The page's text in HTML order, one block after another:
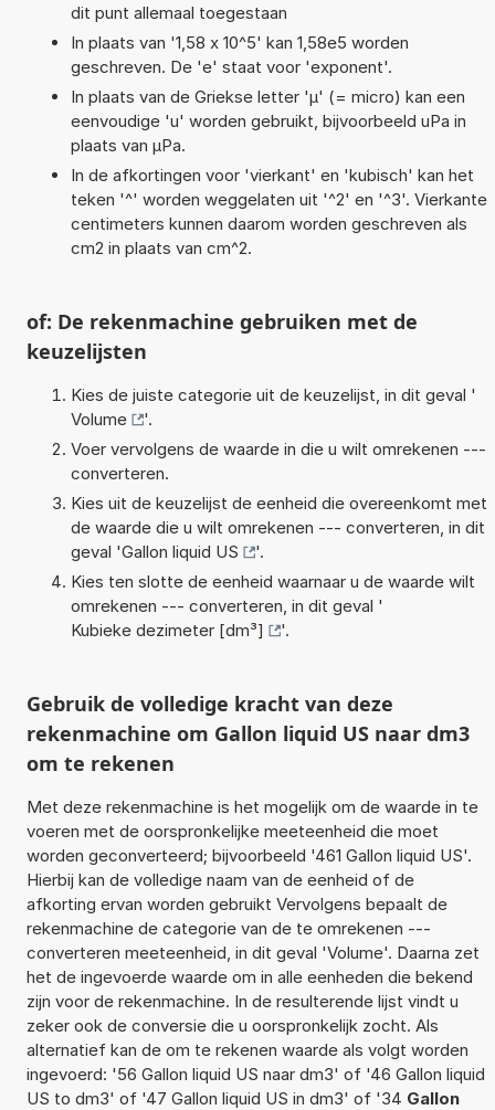
dit punt allemaal toegestaan
In plaats van '1,58 x 10^5' kan 1,58e5 worden
geschreven. De 'e' staat voor 'exponent'.
In plaats van de Griekse letter 'µ' (= micro) kan een
eenvoudige 'u' worden gebruikt, bijvoorbeeld uPa in
plaats van µPa.
In de afkortingen voor 'vierkant' en 'kubisch' kan het
teken '^' worden weggelaten uit '^2' en '^3'. Vierkante
centimeters kunnen daarom worden geschreven als
cm2 in plaats van cm^2.
of: De rekenmachine gebruiken met de
keuzelijsten
Kies de juiste categorie uit de keuzelijst, in dit geval '
Volume
'.
Voer vervolgens de waarde in die u wilt omrekenen ---
converteren.
Kies uit de keuzelijst de eenheid die overeenkomt met
de waarde die u wilt omrekenen --- converteren, in dit
geval 'Gallon liquid US
'.
Kies ten slotte de eenheid waarnaar u de waarde wilt
omrekenen --- converteren, in dit geval '
Kubieke dezimeter [dm³]
'.
Gebruik de volledige kracht van deze
rekenmachine om Gallon liquid US naar dm3
om te rekenen
Met deze rekenmachine is het mogelijk om de waarde in te
voeren met de oorspronkelijke meeteenheid die moet
worden geconverteerd; bijvoorbeeld '461 Gallon liquid US'.
Hierbij kan de volledige naam van de eenheid of de
afkorting ervan worden gebruikt Vervolgens bepaalt de
rekenmachine de categorie van de te omrekenen ---
converteren meeteenheid, in dit geval 'Volume'. Daarna zet
het de ingevoerde waarde om in alle eenheden die bekend
zijn voor de rekenmachine. In de resulterende lijst vindt u
zeker ook de conversie die u oorspronkelijk zocht. Als
alternatief kan de om te rekenen waarde als volgt worden
ingevoerd: '56 Gallon liquid US naar dm3' of '46 Gallon liquid
US to dm3' of '47 Gallon liquid US in dm3' of '34 Gallon